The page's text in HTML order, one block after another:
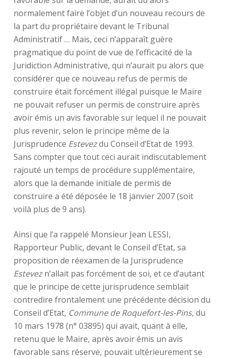
normalement faire l’objet d’un nouveau recours de
la part du propriétaire devant le Tribunal
Administratif … Mais, ceci n’apparaît guère
pragmatique du point de vue de l’efficacité de la
Juridiction Administrative, qui n’aurait pu alors que
considérer que ce nouveau refus de permis de
construire était forcément illégal puisque le Maire
ne pouvait refuser un permis de construire après
avoir émis un avis favorable sur lequel il ne pouvait
plus revenir, selon le principe même de la
Jurisprudence Estevezdu Conseil d’Etat de 1993.
Sans compter que tout ceci aurait indiscutablement
rajouté un temps de procédure supplémentaire,
alors que la demande initiale de permis de
construire a été déposée le 18 janvier 2007 (soit
voilà plus de 9 ans).
Ainsi que l’a rappelé Monsieur Jean LESSI,
Rapporteur Public, devant le Conseil d’Etat, sa
proposition de réexamen de la Jurisprudence
Estevezn’allait pas forcément de soi, et ce d’autant
que le principe de cette jurisprudence semblait
contredire frontalement une précédente décision du
Conseil d’Etat, Commune de Roquefort-les-Pins, du
10 mars 1978 (n° 03895) qui avait, quant à elle,
retenu que le Maire, après avoir émis un avis
favorable sans réserve, pouvait ultérieurement se